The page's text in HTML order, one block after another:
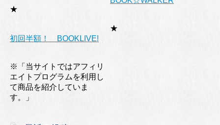
★
★
初回半額！ BOOKLIVE!
※「当サイトではアフィリ
エイトプログラムを利用し
て商品を紹介していま
す。」